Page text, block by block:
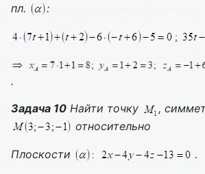
пл.
:
.
Задача 10 Найти точку
,
относительно
Плоскости .